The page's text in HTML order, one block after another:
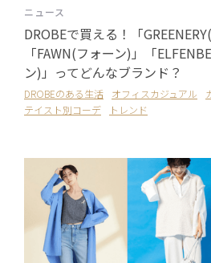
ニュース
DROBEで買える！「
「FAWN(フォーン)」「
ン)」ってどんなブランド？
DROBEのある生活 オフィスカジュアル
テイスト別コーデ
トレンド